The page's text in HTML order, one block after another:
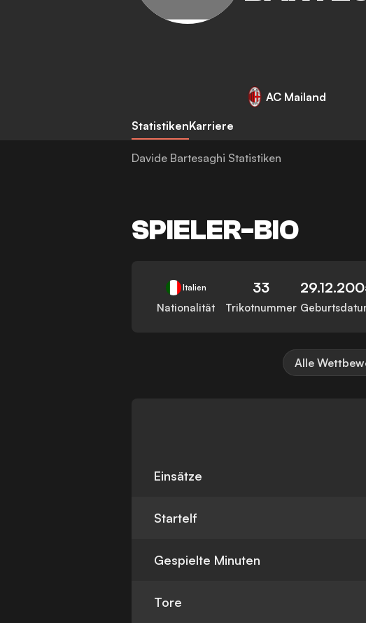
AC Mailand
StatistikenKarriere
Davide Bartesaghi Statistiken
SPIELER-BIO
Italien
Nationalität
33
Trikotnummer
Alle
Einsätze
Startelf
Gespielte Minuten
Tore